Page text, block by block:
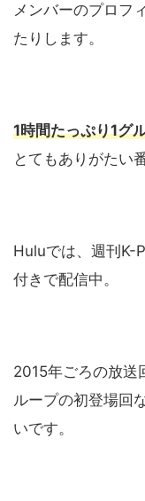
メンバーのプロフ
たりします。
1時間たっぷり1グ
とてもありがたい
Huluでは、週刊K-
付きで配信中。
2015年ごろの放送
ループの初登場回
いです。